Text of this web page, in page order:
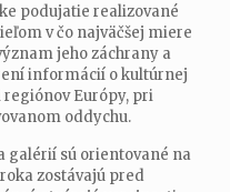
podujatie realizované
v čo najväčšej miere
jeho záchrany a
informácií o kultúrnej
Európy, pri
oddychu.
galérií sú orientované na
zostávajú pred